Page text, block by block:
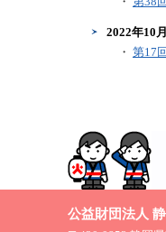
2022年10
・ 第17
公益財団法人